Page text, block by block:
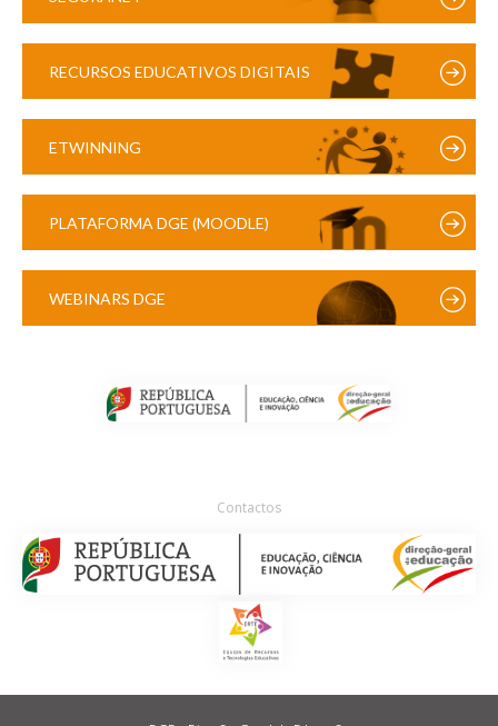
RECURSOS EDUCATIVOS DIGITAIS
ETWINNING
PLATAFORMA DGE (MOODLE)
WEBINARS DGE
Contactos